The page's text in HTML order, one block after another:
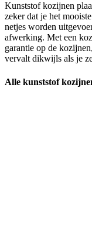
Kunststof kozijnen
zeker dat je het
netjes worden
afwerking. Met een
garantie op de
vervalt dikwijls als je
Alle kunststof